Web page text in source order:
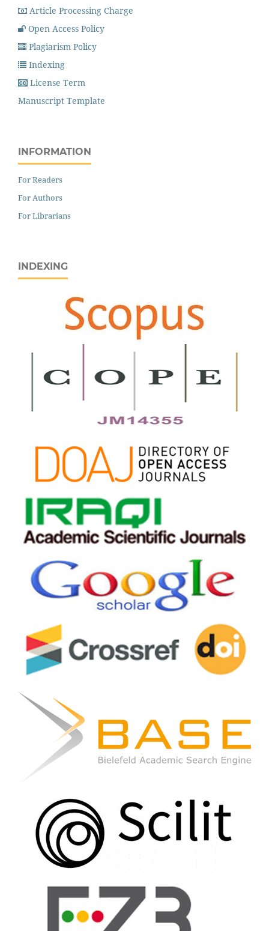
Article Processing Charge
Open Access Policy
Plagiarism Policy
Indexing
License Term
Manuscript Template
INFORMATION
For Readers
For Authors
For Librarians
INDEXING